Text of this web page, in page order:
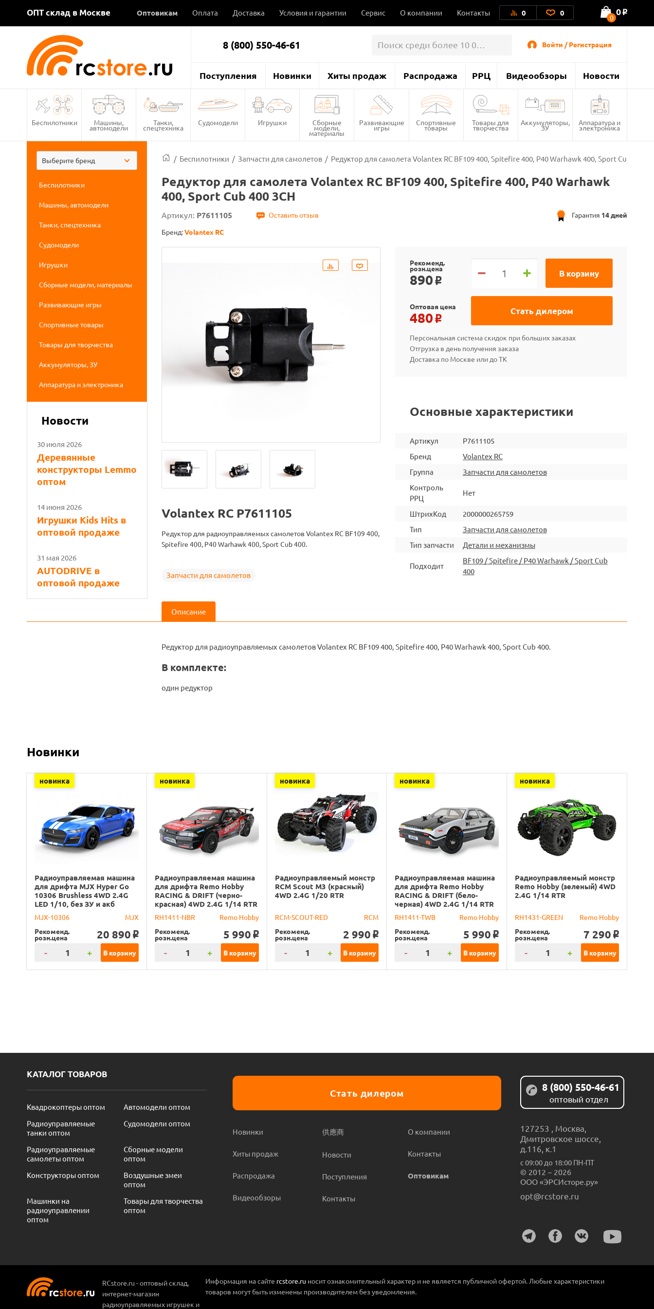
ОПТ склад в Москве Оптовикам Оплата Доставка Условия и гарантии Сервис О компании Контакты 0 0 0
0 o
8 (800) 550-46-61 Войти / Регистрация
Поступления Новинки Хиты продаж Распродажа РРЦ Видеообзоры Новости
Беспилотники Машины,
автомодели
Танки,
спецтехника
Судомодели Игрушки Сборные
модели,
материалы
Развивающие
игры
Спортивные
товары
Товары для
творчества
Аккумуляторы,
ЗУ
Аппаратура и
электроника
Выберите бренд
Беспилотники
Машины, автомодели
Танки, спецтехника
Судомодели
Игрушки
Сборные модели, материалы
Развивающие игры
Спортивные товары
Товары для творчества
Аккумуляторы, ЗУ
Аппаратура и электроника
Новости
30 июля 2026
Деревянные
конструкторы Lemmo
оптом
14 июня 2026
Игрушки Kids Hits в
оптовой продаже
31 мая 2026
AUTODRIVE в
оптовой продаже
/ Беспилотники / Запчасти для самолетов / Редуктор для самолета Volantex RC BF109 400, Spitefire 400, P40 Warhawk 400, Sport Cub 400
Редуктор для самолета Volantex RC BF109 400, Spitefire 400, P40 Warhawk
400, Sport Cub 400 3CH
Артикул: P7611105 Оставить отзыв Гарантия 14 дней
Бренд:Volantex RC
Volantex RC P7611105
Редуктор для радиоуправляемых самолетов Volantex RC BF109 400,
Spitefire 400, P40 Warhawk 400, Sport Cub 400.
Запчасти для самолетов
Рекоменд.
розн.цена
890 o
В корзину
Стать дилером
Оптовая цена
480 o
Персональная система скидок при больших заказах
Отгрузка в день получения заказа
Доставка по Москве или до ТК
Основные характеристики
Артикул
P7611105
Бренд
Volantex RC
Группа
Запчасти для самолетов
Контроль
РРЦ
Нет
ШтрихКод
2000000265759
Тип
Запчасти для самолетов
Тип запчасти
Детали и механизмы
Подходит
BF109 / Spitefire / P40 Warhawk / Sport Cub
400
Описание
Редуктор для радиоуправляемых самолетов Volantex RC BF109 400, Spitefire 400, P40 Warhawk 400, Sport Cub 400.
В комплекте:
один редуктор
Новинки
новинка
Радиоуправляемая машина
для дрифта MJX Hyper Go
10306 Brushless 4WD 2.4G
LED 1/10, без ЗУ и акб
MJX-10306
MJX
Рекоменд.
розн.цена 20 890 o
- + В корзину
новинка
Радиоуправляемая машина
для дрифта Remo Hobby
RACING & DRIFT (черно-
красная) 4WD 2.4G 1/14 RTR
RH1411-NBR
Remo Hobby
Рекоменд.
розн.цена 5 990 o
- + В корзину
новинка
Радиоуправляемый монстр
RCM Scout M3 (красный)
4WD 2.4G 1/20 RTR
RCM-SCOUT-RED
RCM
Рекоменд.
розн.цена 2 990 o
- + В корзину
новинка
Радиоуправляемая машина
для дрифта Remo Hobby
RACING & DRIFT (бело-
черная) 4WD 2.4G 1/14 RTR
RH1411-TWB
Remo Hobby
Рекоменд.
розн.цена 5 990 o
- + В корзину
новинка
Радиоуправляемый монстр
Remo Hobby (зеленый) 4WD
2.4G 1/14 RTR
RH1431-GREEN
Remo Hobby
Рекоменд.
розн.цена 7 290 o
- + В корзину
КАТАЛОГ ТОВАРОВ
Квадрокоптеры оптом
Автомодели оптом
Радиоуправляемые
танки оптом
Судомодели оптом
Радиоуправляемые
самолеты оптом
Сборные модели
оптом
Конструкторы оптом
Воздушные змеи
оптом
Машинки на
радиоуправлении
оптом
Товары для творчества
оптом
Стать дилером
Новинки
Хиты продаж
Распродажа
Видеообзоры
供應商
Новости
Поступления
Контакты
О компании
Контакты
Оптовикам
8 (800) 550-46-61
оптовый отдел
127253 , Москва,
Дмитровское шоссе,
д.116, к.1
с 09:00 до 18:00 ПН-ПТ
© 2012 – 2026
ООО «ЭРСИсторе.ру»
opt@rcstore.ru
RCstore.ru - оптовый склад,
интернет-магазин
радиоуправляемых игрушек и
Информация на сайте rcstore.ru носит ознакомительный характер и не является публичной офертой. Любые характеристики
товаров могут быть изменены производителем без уведомления.